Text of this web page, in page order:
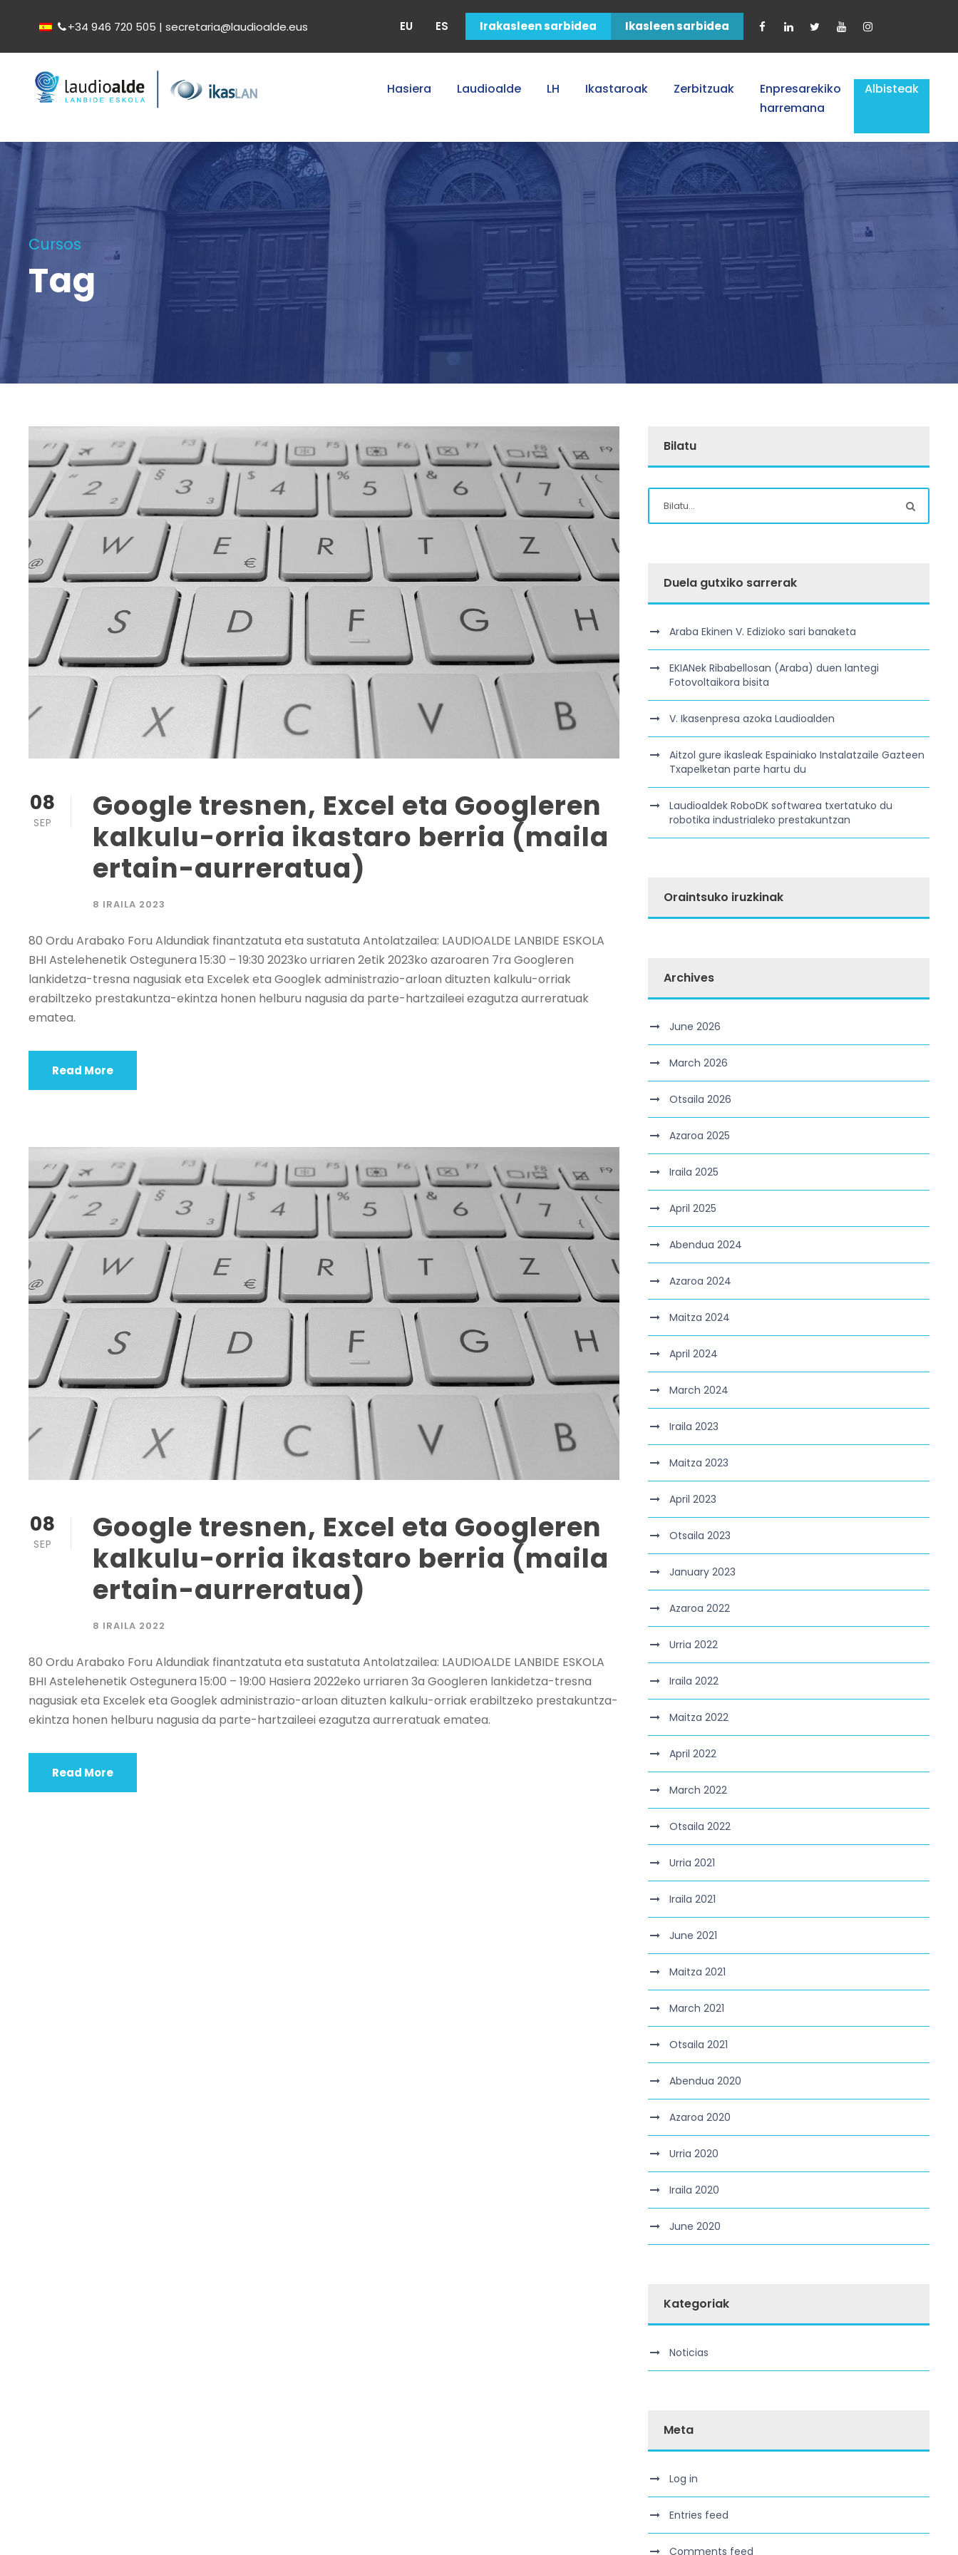
+34 946 720 505 | secretaria@laudioalde.eus EU ES Irakasleen sarbidea Ikasleen sarbidea
Hasiera Laudioalde LH Ikastaroak Zerbitzuak
Enpresarekiko
harremana
Albisteak
Cursos
Tag
08
SEP
Google tresnen, Excel eta Googleren
kalkulu-orria ikastaro berria (maila
ertain-aurreratua)
8 IRAILA 2023
80 Ordu Arabako Foru Aldundiak finantzatuta eta sustatuta Antolatzailea: LAUDIOALDE LANBIDE ESKOLA
BHI Astelehenetik Ostegunera 15:30 – 19:30 2023ko urriaren 2etik 2023ko azaroaren 7ra Googleren
lankidetza-tresna nagusiak eta Excelek eta Googlek administrazio-arloan dituzten kalkulu-orriak
erabiltzeko prestakuntza-ekintza honen helburu nagusia da parte-hartzaileei ezagutza aurreratuak
ematea.
Read More
08
SEP
Google tresnen, Excel eta Googleren
kalkulu-orria ikastaro berria (maila
ertain-aurreratua)
8 IRAILA 2022
80 Ordu Arabako Foru Aldundiak finantzatuta eta sustatuta Antolatzailea: LAUDIOALDE LANBIDE ESKOLA
BHI Astelehenetik Ostegunera 15:00 – 19:00 Hasiera 2022eko urriaren 3a Googleren lankidetza-tresna
nagusiak eta Excelek eta Googlek administrazio-arloan dituzten kalkulu-orriak erabiltzeko prestakuntza-
ekintza honen helburu nagusia da parte-hartzaileei ezagutza aurreratuak ematea.
Read More
Bilatu
Duela gutxiko sarrerak
Araba Ekinen V. Edizioko sari banaketa
EKIANek Ribabellosan (Araba) duen lantegi
Fotovoltaikora bisita
V. Ikasenpresa azoka Laudioalden
Aitzol gure ikasleak Espainiako Instalatzaile Gazteen
Txapelketan parte hartu du
Laudioaldek RoboDK softwarea txertatuko du
robotika industrialeko prestakuntzan
Oraintsuko iruzkinak
Archives
June 2026
March 2026
Otsaila 2026
Azaroa 2025
Iraila 2025
April 2025
Abendua 2024
Azaroa 2024
Maitza 2024
April 2024
March 2024
Iraila 2023
Maitza 2023
April 2023
Otsaila 2023
January 2023
Azaroa 2022
Urria 2022
Iraila 2022
Maitza 2022
April 2022
March 2022
Otsaila 2022
Urria 2021
Iraila 2021
June 2021
Maitza 2021
March 2021
Otsaila 2021
Abendua 2020
Azaroa 2020
Urria 2020
Iraila 2020
June 2020
Kategoriak
Noticias
Meta
Log in
Entries feed
Comments feed